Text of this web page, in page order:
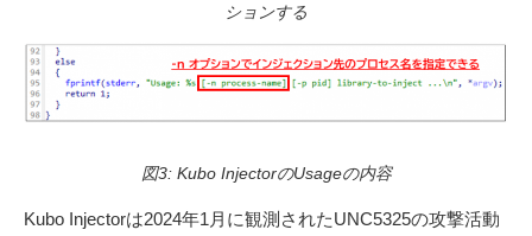
ションする
図3: Kubo InjectorのUsageの内容
Kubo Injectorは2024年1月に観測されたUNC5325の攻撃活動